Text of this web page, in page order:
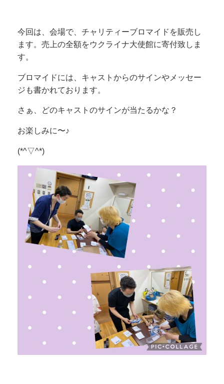
今回は、会場で、チャリティーブロマイドを販売し
ます。売上の全額をウクライナ大使館に寄付致しま
す。
ブロマイドには、キャストからのサインやメッセー
ジも書かれております。
さぁ、どのキャストのサインが当たるかな？
お楽しみに〜♪
(*^▽^*)